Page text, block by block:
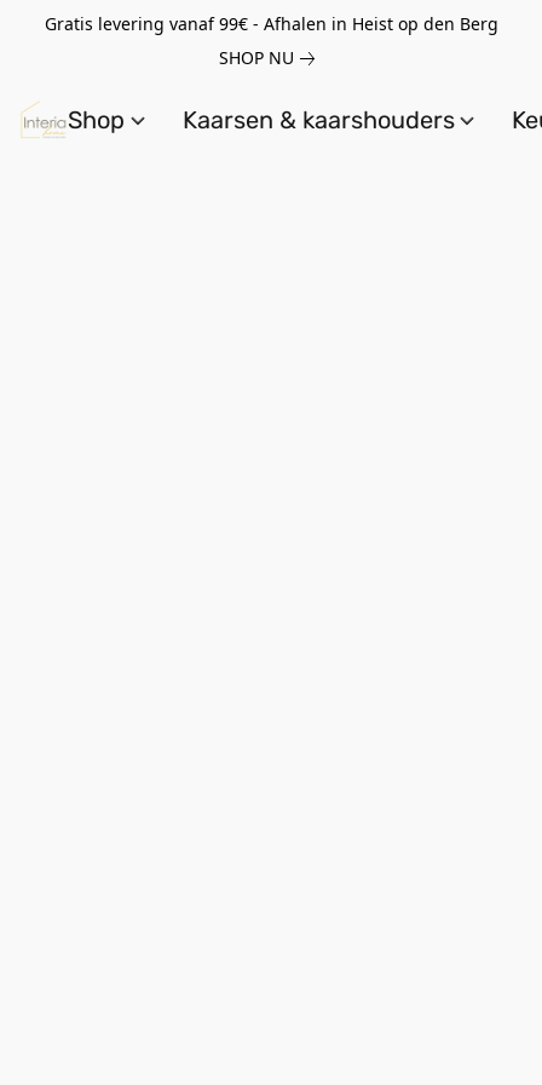
Gratis levering vanaf 99€ - Afhalen in Heist op den Berg
SHOP NU
Shop Kaarsen & kaarshouders